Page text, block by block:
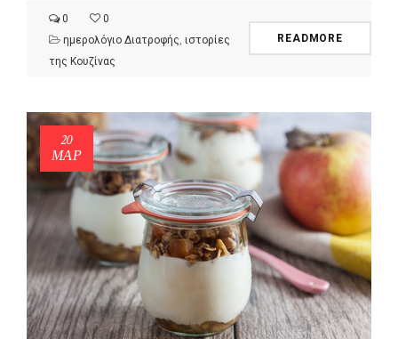
0
0
ημερολόγιο Διατροφής, ιστορίες
της Κουζίνας
READMORE
20
ΜΑΡ